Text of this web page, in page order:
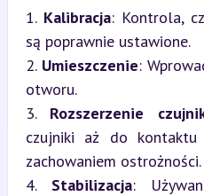
1. Kalibracja: Kontrola,
są poprawnie ustawione.
2. Umieszczenie:
otworu.
3. Rozszerzenie
czujniki aż do
zachowaniem ostrożności.
4. Stabilizacja: